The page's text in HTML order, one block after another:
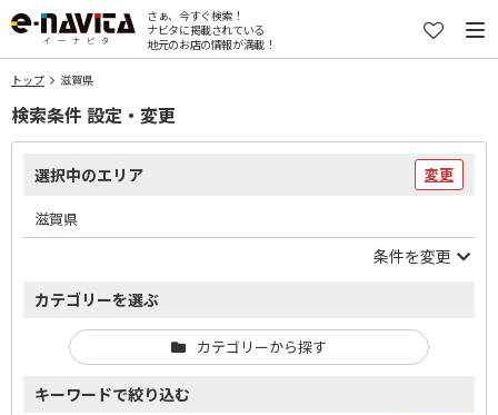
さぁ、今すぐ検索！
ナビタに掲載されている
地元のお店の情報が満載！
トップ 滋賀県
検索条件 設定・変更
選択中のエリア 変更
滋賀県
条件を変更
カテゴリーを選ぶ
カテゴリーから探す
キーワードで絞り込む